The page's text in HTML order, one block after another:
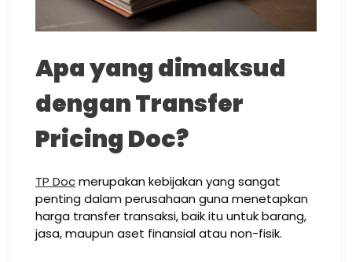
Apa yang dimaksud
dengan Transfer
Pricing Doc?
TP Docmerupakan kebijakan yang sangat
penting dalam perusahaan guna menetapkan
harga transfer transaksi, baik itu untuk barang,
jasa, maupun aset finansial atau non-fisik.